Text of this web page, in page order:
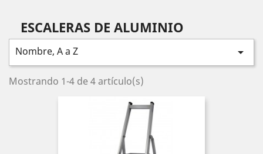
ESCALERAS DE ALUMINIO
Nombre, A a Z 
Mostrando 1-4 de 4 artículo(s)